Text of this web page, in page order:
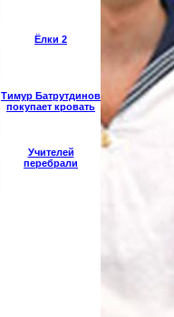
Ёлки 2
Тимур Батрутдинов
покупает кровать
Учителей
перебрали